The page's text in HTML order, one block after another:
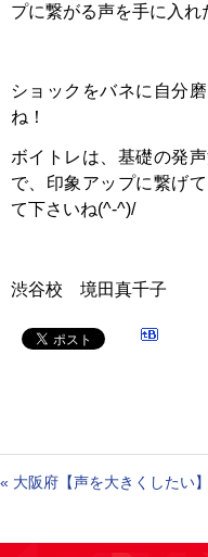
プに繋がる声を手に入れ
ショックをバネに自分
ね！
ボイトレは、基礎の発
で、印象アップに繋げ
て下さいね(^-^)/
渋谷校 境田真千子
« 大阪府【声を大きくしたい】